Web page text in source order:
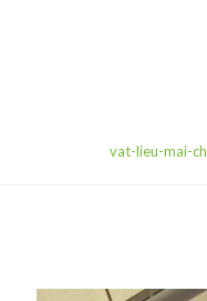
vat-lieu-mai-